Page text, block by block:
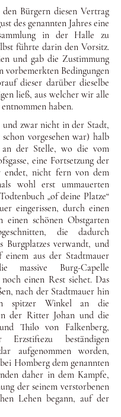
Bürgern diesen Vertrag
des genannten Jahres eine
in der Halle zu
führte darin den Vor­sitz.
und gab die Zustim­mung
vorbemerkten Be­dingungen
dieser dar­über dieselbe
ließ, aus welcher wir alle
haben.
zwar nicht in der Stadt,
vorgesehen war) halb
der Stelle, wo die vom
eine Fortsetzung der
endet, nicht fern von dem
wohl erst ummauerten
„of deine Platze“
eingerissen, durch einen
schönen Obstgarten
die dadurch
Burgplatzes verwandt, und
einem aus der Stadtmauer
massive Burg-Capelle
einen Rest siehet. Das
nach der Stadtmauer hin
spitzer Winkel an die
der Ritter Johan und die
Thilo von Falkenberg,
beständigen
auf­genommen worden,
Homberg dem genannten
daher in dem Kampfe,
der seinem verstorbenen
Lehen begann, auf der